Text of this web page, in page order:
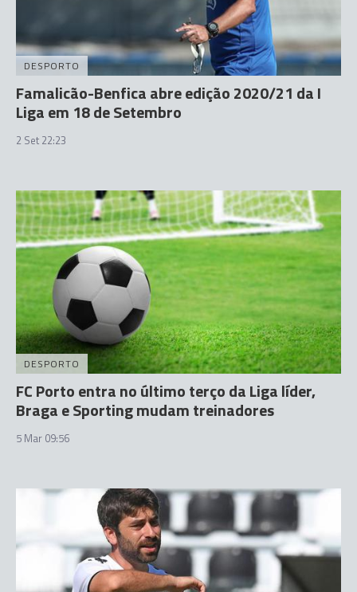
DESPORTO
Famalicão-Benfica abre edição 2020/21 da I
Liga em 18 de Setembro
2 Set 22:23
DESPORTO
FC Porto entra no último terço da Liga líder,
Braga e Sporting mudam treinadores
5 Mar 09:56